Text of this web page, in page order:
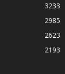
3233
2985
2623
2193